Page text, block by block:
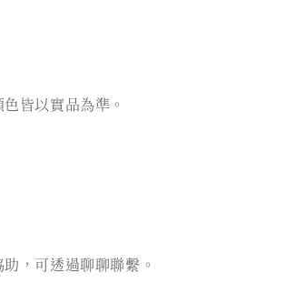
皆以實品為準。
，可透過聊聊聯繫。